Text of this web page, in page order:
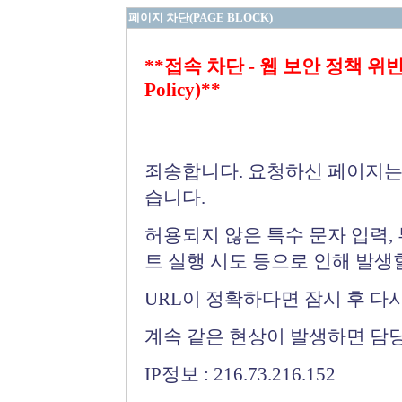
페이지 차단(PAGE BLOCK)
**접속 차단 - 웹 보안 정책 위
Policy)**
죄송합니다. 요청하신 페이지
습니다.
허용되지 않은 특수 문자 입력
트 실행 시도 등으로 인해 발생
URL이 정확하다면 잠시 후 다
계속 같은 현상이 발생하면 담
IP정보 : 216.73.216.152